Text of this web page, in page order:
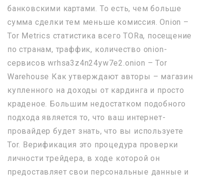
банковскими картами. То есть, чем больше
сумма сделки тем меньше комиссия. Onion –
Tor Metrics статистика всего TORа, посещение
по странам, траффик, количество onion-
сервисов wrhsa3z4n24yw7e2.onion – Tor
Warehouse Как утверждают авторы – магазин
купленного на доходы от кардинга и просто
краденое. Большим недостатком подобного
подхода является то, что ваш интернет-
провайдер будет знать, что вы используете
Tor. Верификация это процедура проверки
личности трейдера, в ходе которой он
предоставляет свои персональные данные и